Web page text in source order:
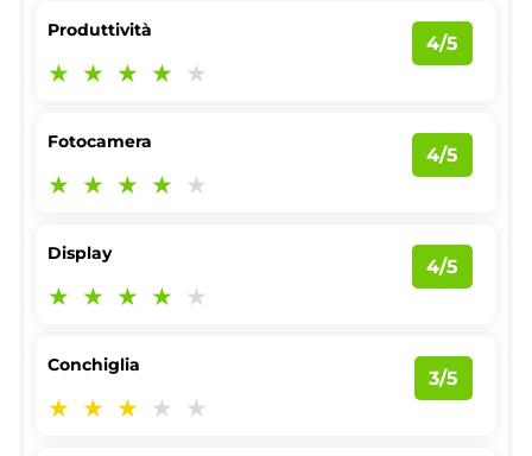
Produttività
4/5
Fotocamera
4/5
Display
4/5
Conchiglia
3/5